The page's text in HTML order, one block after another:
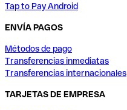
Tap to Pay Android
ENVÍA PAGOS
Métodos de pago
Transferencias inmediatas
Transferencias internacionales
TARJETAS DE EMPRESA